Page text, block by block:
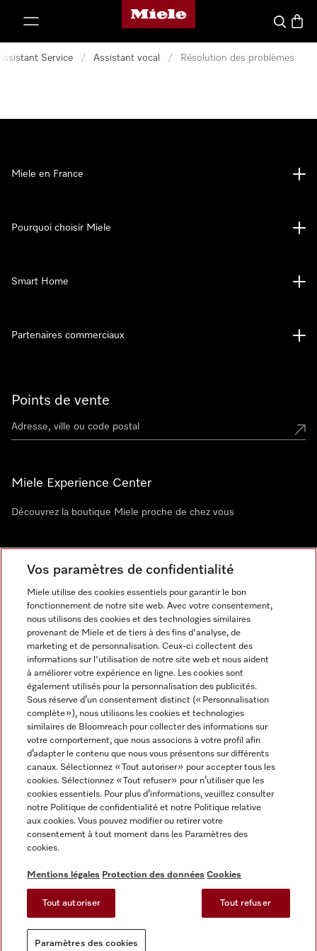
Page d'accueil Miele
Search
Service / Assistant vocal / Résolution des problèmes
Points de vente
Miele Experience Center
Découvrez la boutique Miele proche de chez vous
Newsletter
Miele en France
Pourquoi choisir Miele
Smart Home
Partenaires commerciaux
Mentions légales
CGV
Protection des données
Conditions d'utilisation
Reglement sur les services numeriques
Paramètres des cookies
Miele sur Instagram
Miele sur Facebook
Miele sur Youtube
Vos paramètres de confidentialité
Miele utilise des cookies essentiels pour garantir le bon
fonctionnement de notre site web. Avec votre consentement,
nous utilisons des cookies et des technologies similaires
provenant de Miele et de tiers à des fins d'analyse, de
marketing et de personnalisation. Ceux-ci collectent des
informations sur l'utilisation de notre site web et nous aident
à améliorer votre expérience en ligne. Les cookies sont
également utilisés pour la personnalisation des publicités.
Sous réserve d’un consentement distinct (« Personnalisation
complète »), nous utilisons les cookies et technologies
similaires de Bloomreach pour collecter des informations sur
votre comportement, que nous associons à votre profil afin
d’adapter le contenu que nous vous présentons sur différents
canaux. Sélectionnez « Tout autoriser » pour accepter tous les
cookies. Sélectionnez « Tout refuser » pour n’utiliser que les
cookies essentiels. Pour plus d’informations, veuillez consulter
notre Politique de confidentialité et notre Politique relative
aux cookies. Vous pouvez modifier ou retirer votre
consentement à tout moment dans les Paramètres des
cookies.
Mentions légales Protection des données Cookies
Tout autoriser Tout refuser
Paramètres des cookies